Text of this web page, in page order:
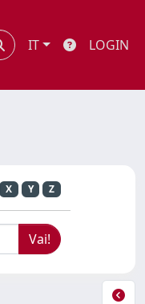
IT LOGIN
X Y Z